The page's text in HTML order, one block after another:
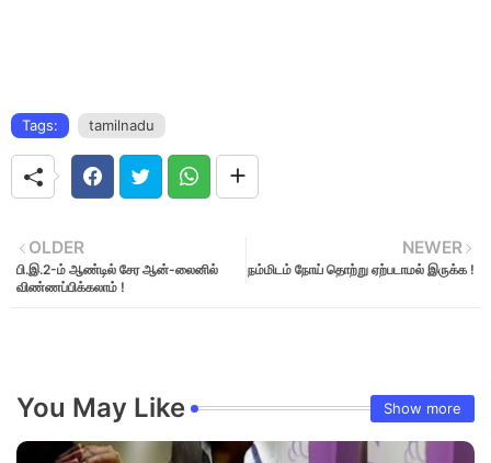
Tags: tamilnadu
NEWER
நம்மிடம் நோய் தொற்று ஏற்படாமல் இருக்க !
OLDER
பி.இ.2-ம் ஆண்டில் சேர ஆன்-லைனில்
விண்ணப்பிக்கலாம் !
You May Like Show more